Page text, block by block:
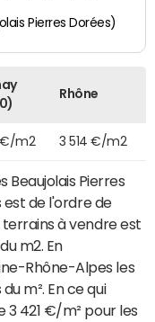
Pierres Dorées)
Rhône
€/m2 3 514 €/m2
Beaujolais Pierres
est de l'ordre de
à vendre est
m2. En
Rhône-Alpes les
m². En ce qui
3 421 €/m² pour les